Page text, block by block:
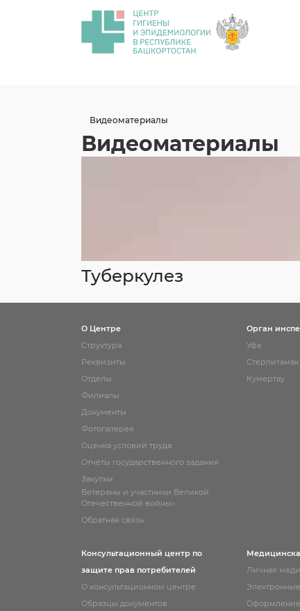
Видеоматериалы
Видеоматериалы
Туберкулез
О Центре
Структура
Реквизиты
Отделы
Филиалы
Документы
Фотогалерея
Оценка условий труда
Отчёты государственного задания
Закупки
Ветераны и участники Великой
Отечественной войны»
Обратная связь
Орган
Уфа
Стерлитамак
Кумертау
Консультационный центр по
защите прав потребителей
О консультационном центре
Образцы документов
Личная